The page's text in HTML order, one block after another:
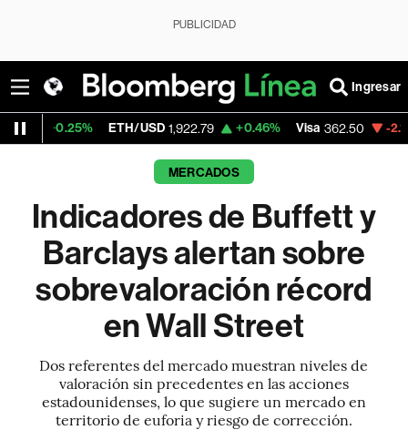
PUBLICIDAD
Ingresar
ETH/USD 1,922.79 +0.46% Visa 362.50 -2.15%
MERCADOS
Indicadores de Buffett y
Barclays alertan sobre
sobrevaloración récord
en Wall Street
Dos referentes del mercado muestran niveles de
valoración sin precedentes en las acciones
estadounidenses, lo que sugiere un mercado en
territorio de euforia y riesgo de corrección.